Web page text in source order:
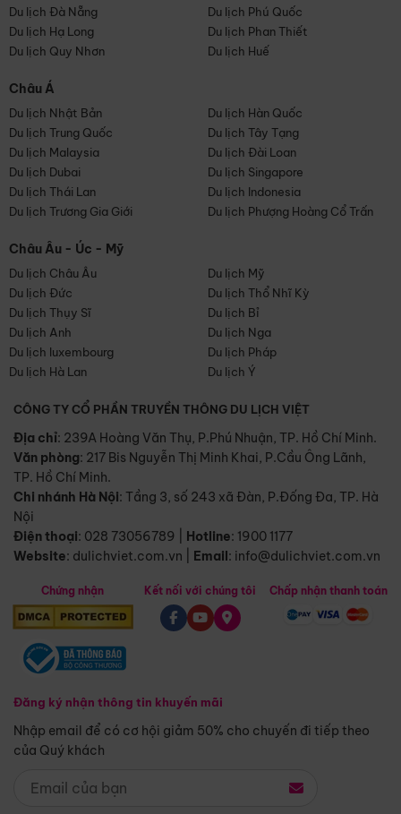
Du lịch Đà Nẵng
Du lịch Phú Quốc
Du lịch Hạ Long
Du lịch Phan Thiết
Du lịch Quy Nhơn
Du lịch Huế
Châu Á
Du lịch Nhật Bản
Du lịch Hàn Quốc
Du lịch Trung Quốc
Du lịch Tây Tạng
Du lịch Malaysia
Du lịch Đài Loan
Du lịch Dubai
Du lịch Singapore
Du lịch Thái Lan
Du lịch Indonesia
Du lịch Trương Gia Giới
Du lịch Phượng Hoàng Cổ Trấn
Châu Âu - Úc - Mỹ
Du lịch Châu Âu
Du lịch Mỹ
Du lịch Đức
Du lịch Thổ Nhĩ Kỳ
Du lịch Thụy Sĩ
Du lịch Bỉ
Du lịch Anh
Du lịch Nga
Du lịch luxembourg
Du lịch Pháp
Du lịch Hà Lan
Du lịch Ý
CÔNG TY CỔ PHẦN TRUYỀN THÔNG DU LỊCH VIỆT
Địa chỉ: 239A Hoàng Văn Thụ, P.Phú Nhuận, TP. Hồ Chí Minh.
Văn phòng: 217 Bis Nguyễn Thị Minh Khai, P.Cầu Ông Lãnh,
TP. Hồ Chí Minh.
Chi nhánh Hà Nội: Tầng 3, số 243 xã Đàn, P.Đống Đa, TP. Hà
Nội
Điện thoại: 028 73056789 Hotline: 1900 1177
Website: dulichviet.com.vn Email: info@dulichviet.com.vn
Chứng nhận
Đăng ký nhận thông tin khuyến mãi
Nhập email để có cơ hội giảm 50% cho chuyến đi tiếp theo
của Quý khách
Kết nối với chúng tôi Chấp nhận thanh toán